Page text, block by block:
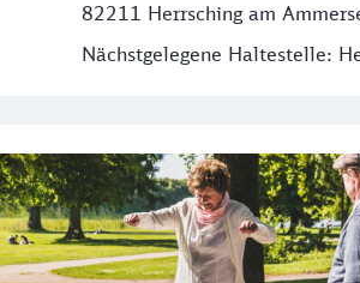
82211 Herrsching am
Nächstgelegene Haltestelle: